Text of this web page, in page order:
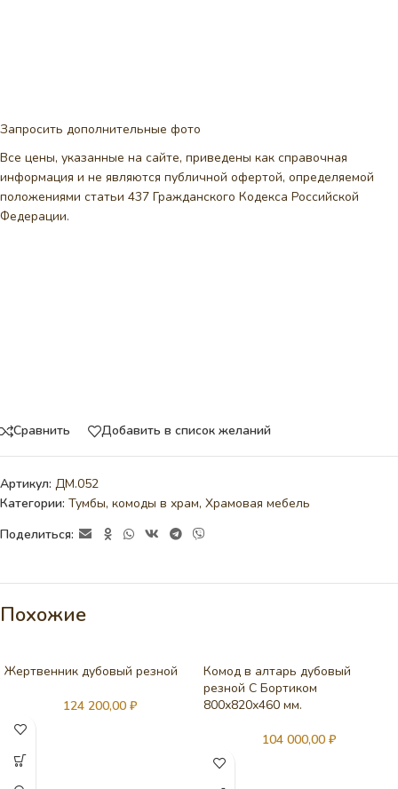
Запросить дополнительные фото
Все цены, указанные на сайте, приведены как справочная
информация и не являются публичной офертой, определяемой
положениями статьи 437 Гражданского Кодекса Российской
Федерации.
Сравнить Добавить в список желаний
Артикул: ДМ.052
Категории: Тумбы, комоды в храм, Храмовая мебель
Поделиться:
Похожие
Жертвенник дубовый резной
124 200,00 ₽
Комод в алтарь дубовый
резной С Бортиком
800х820х460 мм.
104 000,00 ₽